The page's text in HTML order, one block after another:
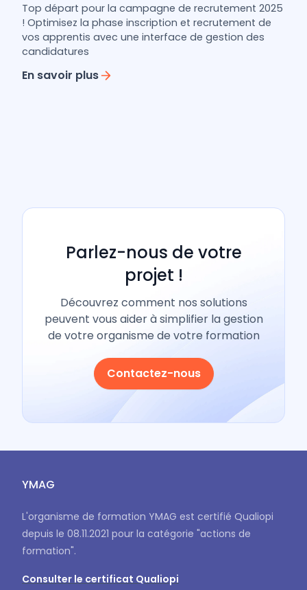
Top départ pour la campagne de recrutement 2025
! Optimisez la phase inscription et recrutement de
vos apprentis avec une interface de gestion des
candidatures
En savoir plus
Parlez-nous de votre
projet !
Découvrez comment nos solutions
peuvent vous aider à simplifier la gestion
de votre organisme de votre formation
Contactez-nous
YMAG
L'organisme de formation YMAG est certifié Qualiopi
depuis le 08.11.2021 pour la catégorie "actions de
formation".
Consulter le certificat Qualiopi